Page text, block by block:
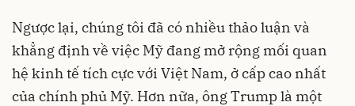
Ngược lại, chúng tôi đã có nhiều thảo luận và
khẳng định về việc Mỹ đang mở rộng mối quan
hệ kinh tế tích cực với Việt Nam, ở cấp cao nhất
của chính phủ Mỹ. Hơn nữa, ông Trump là một